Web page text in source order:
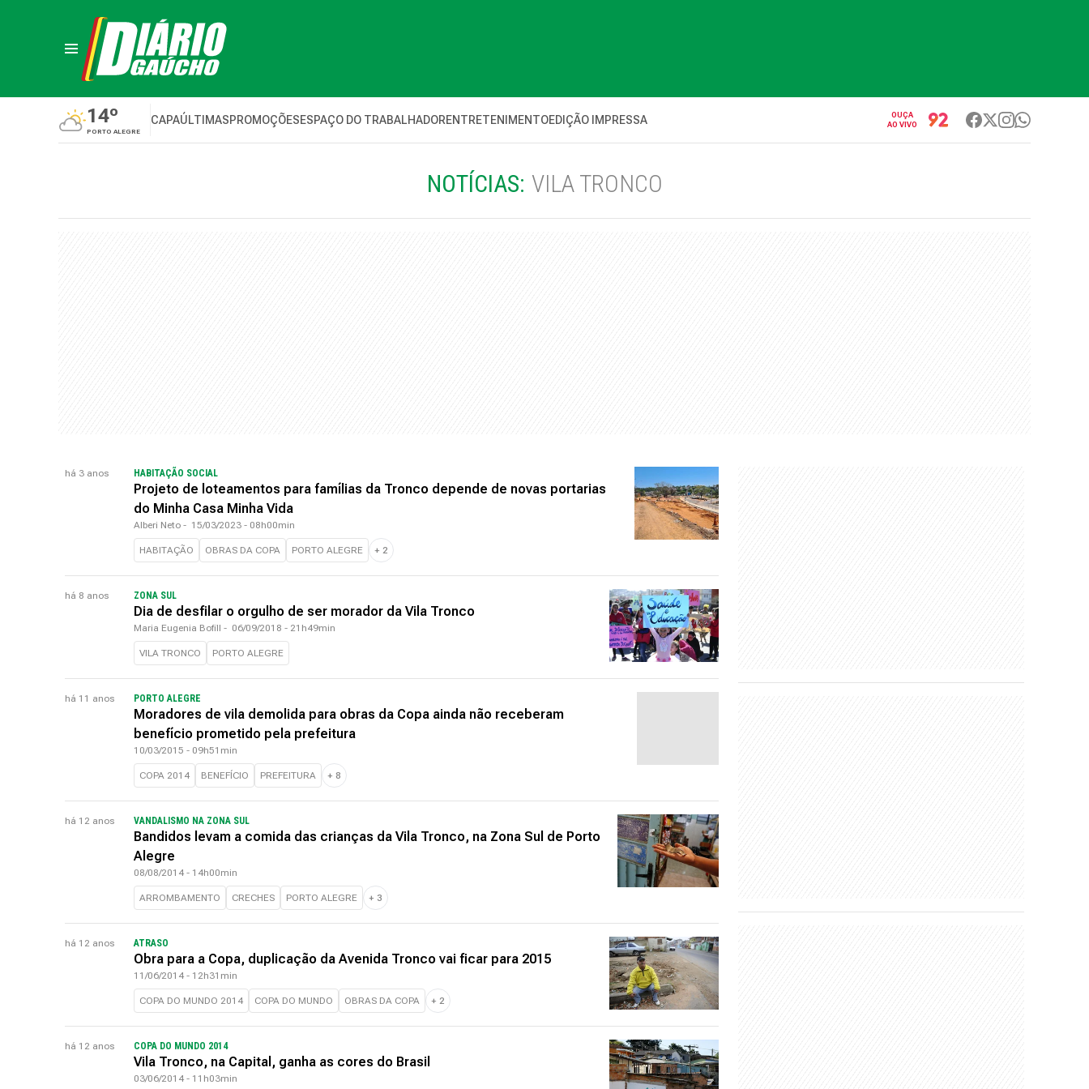
14º
PORTO ALEGRE
CAPAÚLTIMASPROMOÇÕESESPAÇO DO TRABALHADORENTRETENIMENTOEDIÇÃO IMPRESSA
OUÇA
AO VIVO
NOTÍCIAS: VILA TRONCO
há 3 anos HABITAÇÃO SOCIAL
Projeto de loteamentos para famílias da Tronco depende de novas portarias
do Minha Casa Minha Vida
Alberi Neto - 15/03/2023 - 08h00min
HABITAÇÃO OBRAS DA COPA PORTO ALEGRE + 2
há 8 anos ZONA SUL
Dia de desfilar o orgulho de ser morador da Vila Tronco
Maria Eugenia Bofill - 06/09/2018 - 21h49min
VILA TRONCO PORTO ALEGRE
há 11 anos PORTO ALEGRE
Moradores de vila demolida para obras da Copa ainda não receberam
benefício prometido pela prefeitura
10/03/2015 - 09h51min
COPA 2014 BENEFÍCIO PREFEITURA + 8
há 12 anos VANDALISMO NA ZONA SUL
Bandidos levam a comida das crianças da Vila Tronco, na Zona Sul de Porto
Alegre
08/08/2014 - 14h00min
ARROMBAMENTO CRECHES PORTO ALEGRE + 3
há 12 anos ATRASO
Obra para a Copa, duplicação da Avenida Tronco vai ficar para 2015
11/06/2014 - 12h31min
COPA DO MUNDO 2014 COPA DO MUNDO OBRAS DA COPA + 2
há 12 anos COPA DO MUNDO 2014
Vila Tronco, na Capital, ganha as cores do Brasil
03/06/2014 - 11h03min